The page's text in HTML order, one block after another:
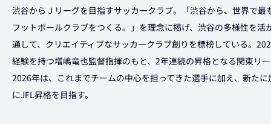
渋谷からＪリーグを目指すサッカークラブ。「渋谷から、世界で最
フットボールクラブをつくる。」を理念に掲げ、渋谷の多様性を
通して、クリエイティブなサッカークラブ創りを標榜している。
経験を持つ増嶋竜也監督指揮のもと、2年連続の昇格となる関東リ
2026年は、これまでチームの中心を担ってきた選手に加え、新た
にJFL昇格を目指す。